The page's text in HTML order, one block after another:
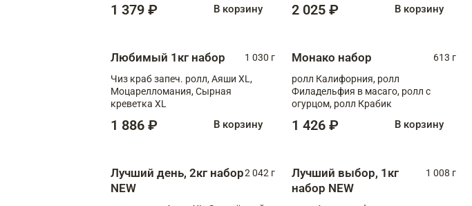
1 379 ₽ В корзину 2 025 ₽ В корзину
Любимый 1кг набор
1 030 г
Чиз краб запеч. ролл, Аяши XL,
Моцарелломания, Сырная
креветка XL
1 886 ₽ В корзину
Монако набор
613 г
ролл Калифорния, ролл
Филадельфия в масаго, ролл с
огурцом, ролл Крабик
1 426 ₽ В корзину
Лучший день, 2кг набор
NEW
2 042 г
Лучший выбор, 1кг
набор NEW
1 008 г